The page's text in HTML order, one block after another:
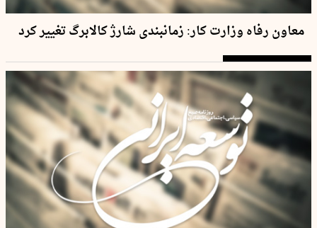
معاون رفاه وزارت کار: زمانبندی شارژ کالابرگ تغییر کرد